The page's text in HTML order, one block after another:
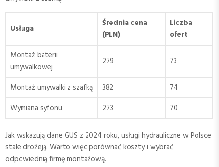
Usługa
Średnia cena
(PLN)
Liczba
ofert
Montaż baterii
umywalkowej
279 73
Montaż umywalki z szafką 382
74
Wymiana syfonu
273 70
Jak wskazują dane GUS z 2024 roku, usługi hydrauliczne w Polsce
stale drożeją. Warto więc porównać koszty i wybrać
odpowiednią firmę montażową.